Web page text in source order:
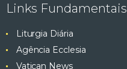
Links Fundamentais
Liturgia Diária
Agência Ecclesia
Vatican News